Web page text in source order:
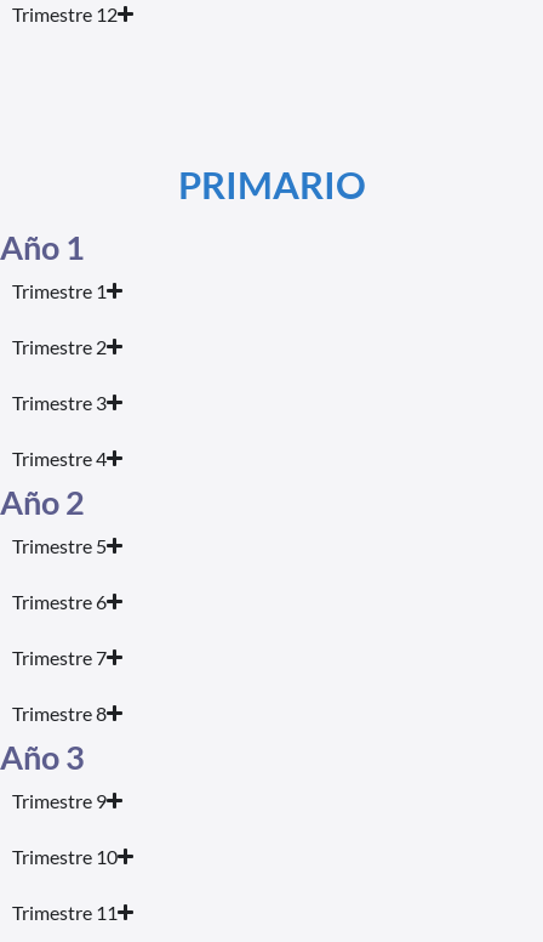
Trimestre 12
PRIMARIO
Año 1
Trimestre 1
Trimestre 2
Trimestre 3
Trimestre 4
Año 2
Trimestre 5
Trimestre 6
Trimestre 7
Trimestre 8
Año 3
Trimestre 9
Trimestre 10
Trimestre 11